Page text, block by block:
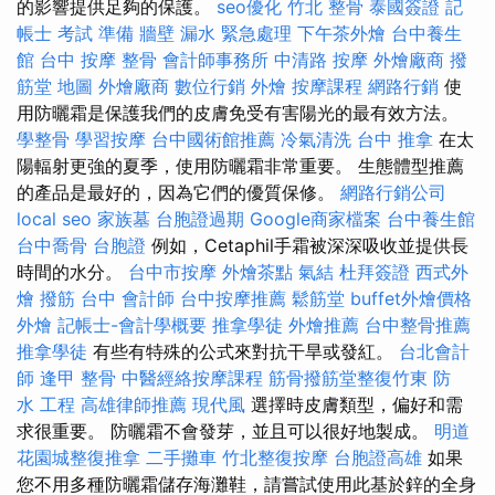
的影響提供足夠的保護。 seo優化 竹北 整骨 泰國簽證 記
帳士 考試 準備 牆壁 漏水 緊急處理 下午茶外燴 台中養生
館 台中 按摩 整骨 會計師事務所 中清路 按摩 外燴廠商 撥
筋堂 地圖 外燴廠商 數位行銷 外燴 按摩課程 網路行銷 使
用防曬霜是保護我們的皮膚免受有害陽光的最有效方法。
學整骨 學習按摩 台中國術館推薦 冷氣清洗 台中 推拿 在太
陽輻射更強的夏季，使用防曬霜非常重要。 生態體型推薦
的產品是最好的，因為它們的優質保修。 網路行銷公司
local seo 家族墓 台胞證過期 Google商家檔案 台中養生館
台中喬骨 台胞證 例如，Cetaphil手霜被深深吸收並提供長
時間的水分。 台中市按摩 外燴茶點 氣結 杜拜簽證 西式外
燴 撥筋 台中 會計師 台中按摩推薦 鬆筋堂 buffet外燴價格
外燴 記帳士-會計學概要 推拿學徒 外燴推薦 台中整骨推薦
推拿學徒 有些有特殊的公式來對抗干旱或發紅。 台北會計
師 逢甲 整骨 中醫經絡按摩課程 筋骨撥筋堂整復竹東 防
水 工程 高雄律師推薦 現代風 選擇時皮膚類型，偏好和需
求很重要。 防曬霜不會發芽，並且可以很好地製成。 明道
花園城整復推拿 二手攤車 竹北整復按摩 台胞證高雄 如果
您不用多種防曬霜儲存海灘鞋，請嘗試使用此基於鋅的全身